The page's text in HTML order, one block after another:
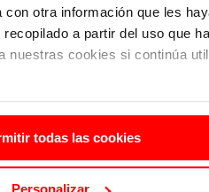
con otra información que les
a partir del uso que
nuestras cookies si continúa
todas las cookies